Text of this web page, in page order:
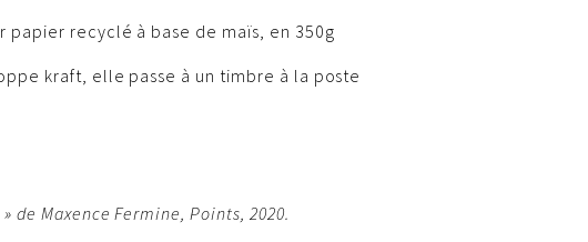
papier recyclé à base de maïs, en 350g
kraft, elle passe à un timbre à la poste
de Maxence Fermine, Points, 2020.